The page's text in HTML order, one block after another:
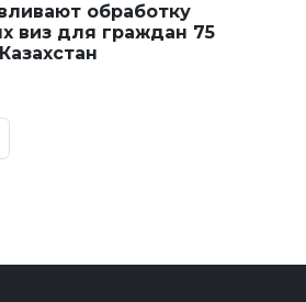
обработку
виз для граждан 75